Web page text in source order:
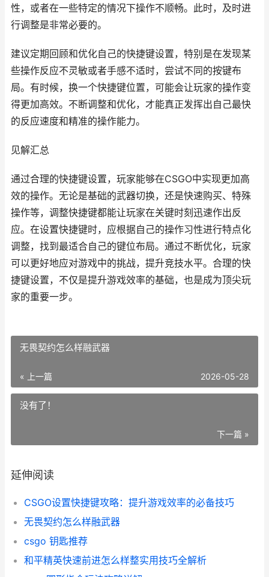
性，或者在一些特定的情况下操作不顺畅。此时，及时进
行调整是非常必要的。
建议定期回顾和优化自己的快捷键设置，特别是在发现某
些操作反应不灵敏或者手感不适时，尝试不同的按键布
局。有时候，换一个快捷键位置，可能会让玩家的操作变
得更加高效。不断调整和优化，才能真正发挥出自己最快
的反应速度和精准的操作能力。
见解汇总
通过合理的快捷键设置，玩家能够在CSGO中实现更加高
效的操作。无论是基础的武器切换，还是快速购买、特殊
操作等，调整快捷键都能让玩家在关键时刻迅速作出反
应。在设置快捷键时，应根据自己的操作习性进行特点化
调整，找到最适合自己的键位布局。通过不断优化，玩家
可以更好地应对游戏中的挑战，提升竞技水平。合理的快
捷键设置，不仅是提升游戏效率的基础，也是成为顶尖玩
家的重要一步。
无畏契约怎么样融武器
« 上一篇 2026-05-28
没有了！
下一篇 »
延伸阅读
CSGO设置快捷键攻略：提升游戏效率的必备技巧
无畏契约怎么样融武器
csgo 钥匙推荐
和平精英快速前进怎么样整实用技巧全解析